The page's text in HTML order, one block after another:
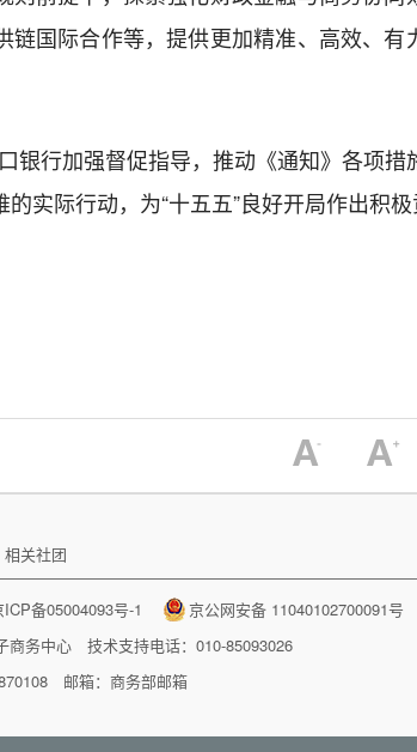
链国际合作等，提供更加精准、高效、有
银行加强督促指导，推动《通知》各项措
的实际行动，为“十五五”良好开局作出积
相关社团
ICP备05004093号-1
京公网安备 11040102700091号
商务中心 技术支持电话：010-85093026
邮箱：商务部邮箱